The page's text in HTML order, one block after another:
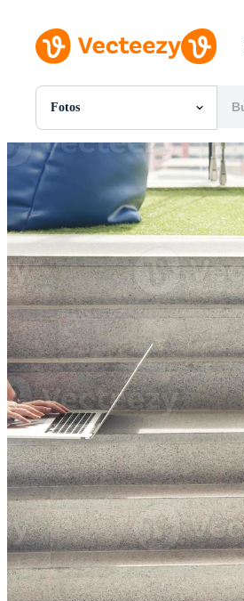
Fotos
Todas Imágenes
Fotos
Plantillas
Vectores
Videos
Gráficos en Movimiento
Imágenes Editoriales
Eventos Editoriales